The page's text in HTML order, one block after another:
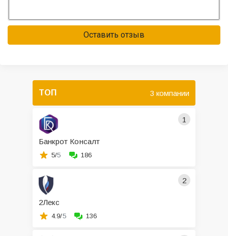
Оставить отзыв
ТОП 3 компании
1
Банкрот Консалт
5/5 186
2
2Лекс
4.9/5 136